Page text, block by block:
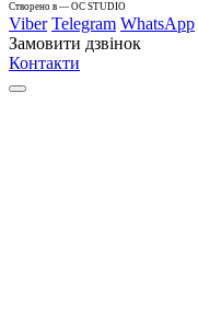
Cтворено в — OC STUDIO
Viber Telegram WhatsApp
Замовити дзвінок
Контакти